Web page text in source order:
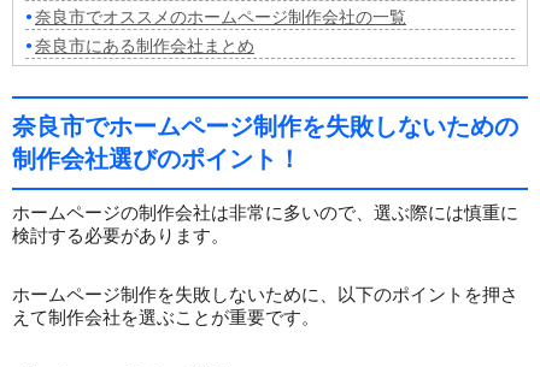
奈良市でオススメのホームページ制作会社の一覧
奈良市にある制作会社まとめ
奈良市でホームページ制作を失敗しないための
制作会社選びのポイント！
ホームページの制作会社は非常に多いので、選ぶ際には慎重に
検討する必要があります。
ホームページ制作を失敗しないために、以下のポイントを押さ
えて制作会社を選ぶことが重要です。